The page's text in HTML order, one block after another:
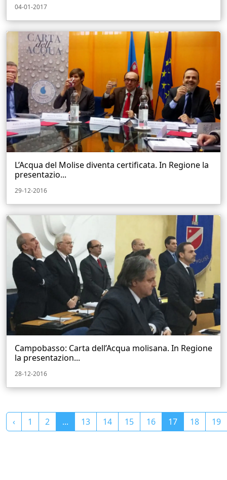
04-01-2017
L’Acqua del Molise diventa certificata. In Regione la
presentazio...
29-12-2016
Campobasso: Carta dell’Acqua molisana. In Regione
la presentazion...
28-12-2016
‹ 1 2 ... 13 14 15 16 17 18 19